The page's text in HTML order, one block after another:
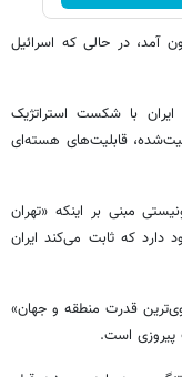
آمد، در حالی که اسرائیل
با شکست استراتژیک
قابلیت‌های هسته‌ای
مبنی بر اینکه «تهران
که ثابت می‌کند ایران
قدرت منطقه و جهان»
پیروزی است.